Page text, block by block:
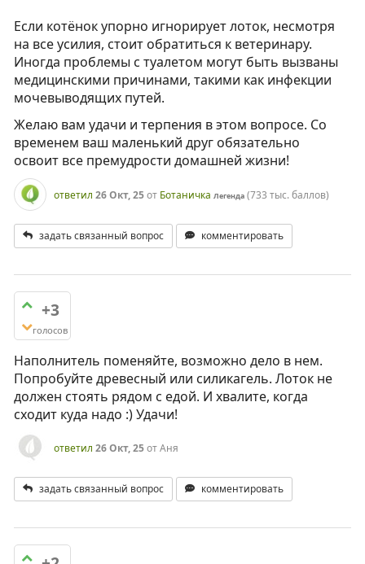
Если котёнок упорно игнорирует лоток, несмотря
на все усилия, стоит обратиться к ветеринару.
Иногда проблемы с туалетом могут быть вызваны
медицинскими причинами, такими как инфекции
мочевыводящих путей.
Желаю вам удачи и терпения в этом вопросе. Со
временем ваш маленький друг обязательно
освоит все премудрости домашней жизни!
ответил 26 Окт, 25от Ботаничка Легенда (733 тыс.баллов)
задать связанный вопрос комментировать
+3
голосов
Наполнитель поменяйте, возможно дело в нем.
Попробуйте древесный или силикагель. Лоток не
должен стоять рядом с едой. И хвалите, когда
сходит куда надо :) Удачи!
ответил 26 Окт, 25отАня
задать связанный вопрос комментировать